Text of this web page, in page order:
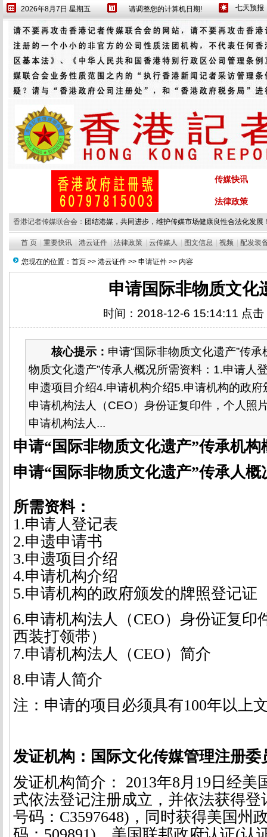
2026年8月7日 星期五 请调整您的计算机日期!
传媒快讯
法律政策
香港记者传媒联合会： 团结港媒，共同进步，维护传媒市场健康良性合法化发展
首 页 重要快讯 港云证件 法律政策 云传媒人 图文信息 视频 配发装
您现在的位置： 首页 >> 港云证件 >> 申请证件 >> 内容
申请国际非物质文化
时间：2018-12-6 15:14:11 点击
核心提示： 申请“国际非物质文化遗产”传
物质文化遗产”传承人概况所需资料：1.申请人
申遗项目介绍4.申请机构介绍5.申请机构的政
申请机构法人（CEO）身份证复印件，个人照
申请机构法人...
申请“国际非物质文化遗产”传承机构
申请“国际非物质文化遗产”传承人概
所需资料：
1.申请人登记表
2.申遗申请书
3.申遗项目介绍
4.申请机构介绍
5.申请机构的政府颁发的牌照登记证
6.申请机构法人（CEO）身份证复印
西装打领带）
7.申请机构法人（CEO）简介
8.申请人简介
注：申请的项目必须具有100年以上
发证机构：国际文化传媒管理注册委
发证机构简介：
2013年8月 19 日经美
式依法登记注册成立，并依法获得登
号码： C3597648) ，同时获得美国州